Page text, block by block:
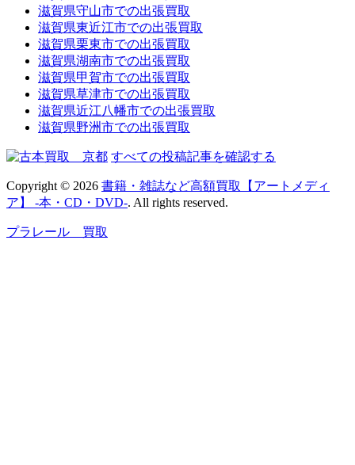
滋賀県守山市での出張買取
滋賀県東近江市での出張買取
滋賀県栗東市での出張買取
滋賀県湖南市での出張買取
滋賀県甲賀市での出張買取
滋賀県草津市での出張買取
滋賀県近江八幡市での出張買取
滋賀県野洲市での出張買取
すべての投稿記事を確認する
Copyright © 2026 書籍・雑誌など高額買取【アートメディ
ア】 -本・CD・DVD-. All rights reserved.
プラレール 買取